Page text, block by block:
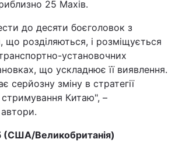
25 Махів.
до десяти боєголовок з
що розділяються, і розміщується
установочних
що ускладнює її виявлення.
серйозну зміну в стратегії
стримування Китаю", –
(США/Великобританія)